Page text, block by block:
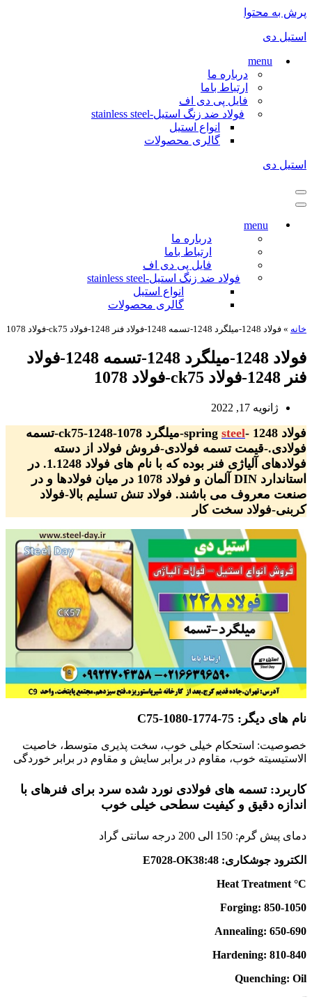
پرش به محتوا
استیل دی
menu
درباره ما
ارتباط باما
فایل پی دی اف
فولاد ضد زنگ استیل-stainless steel
انواع استیل
گالری محصولات
استیل دی
فهرست
ناوبری
فهرست
menu
درباره ما
ارتباط باما
فایل پی دی اف
فولاد ضد زنگ استیل-stainless steel
انواع استیل
گالری محصولات
خانه » فولاد 1248-میلگرد 1248-تسمه 1248-فولاد فنر 1248-فولاد ck75-فولاد 1078
فولاد 1248-میلگرد 1248-تسمه 1248-فولاد
فنر 1248-فولاد ck75-فولاد 1078
ژانویه 17, 2022
فولاد 1248 -spring steel
-میلگرد ck75-1248-1078-تسمه
فولادی.-قیمت تسمه فولادی-فروش فولاد از دسته
فولادهای آلیاژی فنر بوده که با نام های فولاد 1.1248. در
استاندارد DIN آلمان و فولاد 1078 در میان فولادها و در
صنعت معروف می باشند. فولاد تنش تسلیم بالا-فولاد
کربنی-فولاد سخت کار
نام های دیگر: C75-1080-1774-75
خصوصیت: استحکام خیلی خوب، سخت پذیری متوسط، خاصیت
الاستیسیته خوب، مقاوم در برابر سایش و مقاوم در برابر خوردگی
کاربرد: تسمه های فولادی نورد شده سرد برای فنرهای با
اندازه دقیق و کیفیت سطحی خیلی خوب
دمای پیش گرم: 150 الی 200 درجه سانتی گراد
الکترود جوشکاری: E7028-OK38:48
Heat Treatment °C
Forging: 850-1050
Annealing: 650-690
Hardening: 810-840
Quenching: Oil